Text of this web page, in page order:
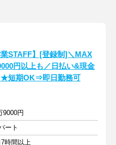
業STAFF】[登録制]＼MAX
円以上も／日払い&現金
★短期OK⇒即日勤務可
9000円
ート
時間以上